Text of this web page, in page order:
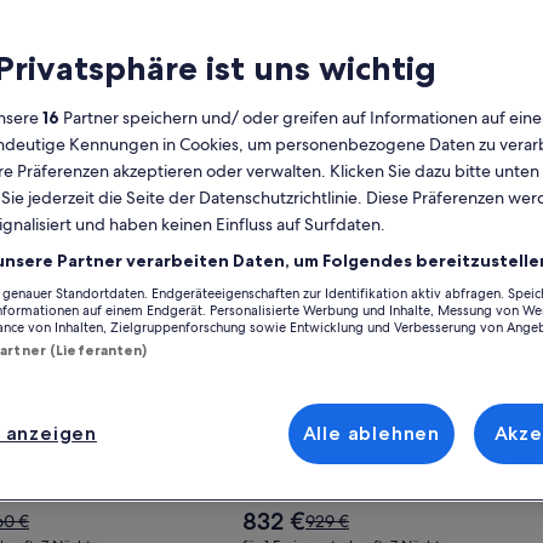
City
€
Carousel
Haus in Orlando
1 Schlafzimmer
10. Okt.–17. Okt.
Der
Preis
832 €Der
929 €
ist uns wichtig
16 Partner speichern und/ oder greifen auf Informationen auf
Kennungen in Cookies, um personenbezogene Daten zu
Präferenzen akzeptieren oder verwalten. Klicken Sie dazu bitte
jederzeit die Seite der Datenschutzrichtlinie. Diese Präferenzen
und haben keinen Einfluss auf Surfdaten.
Partner verarbeiten Daten, um Folgendes
Standortdaten. Endgeräteeigenschaften zur Identifikation aktiv abfragen.
auf einem Endgerät. Personalisierte Werbung und Inhalte, Messung von
von Inhalten, Zielgruppenforschung sowie Entwicklung und Verbesserung von
(Lieferanten)
Alle ablehnen